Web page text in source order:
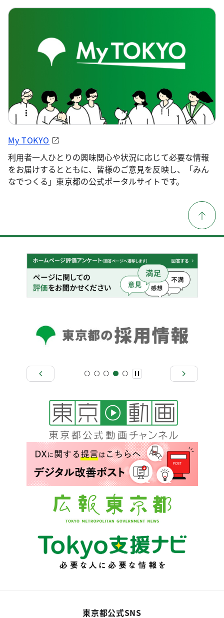
My TOKYO
利用者一人ひとりの興味関心や状況に応じて必要な情報
をお届けするとともに、皆様のご意見を反映し、「みん
なでつくる」東京都の公式ポータルサイトです。
東京都公式SNS